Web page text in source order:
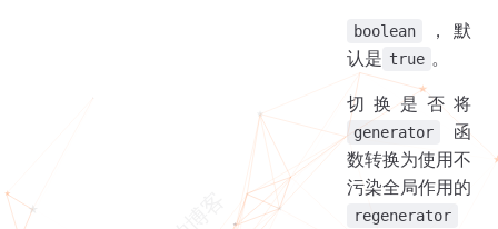
boolean
，默
认是 true 。
切换是否将
generator
函
数转换为使用不
污染全局作用的
regenerator